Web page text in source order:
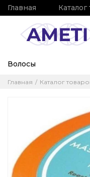
Главная Каталог
Волосы
Главная Каталог